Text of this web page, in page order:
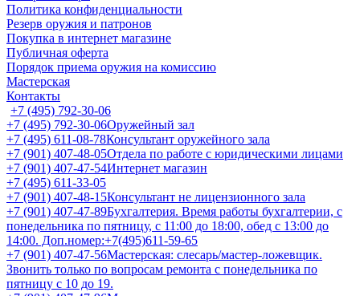
Политика конфиденциальности
Резерв оружия и патронов
Покупка в интернет магазине
Публичная оферта
Порядок приема оружия на комиссию
Мастерская
Контакты
+7 (495) 792-30-06
+7 (495) 792-30-06Оружейный зал
+7 (495) 611-08-78Консультант оружейного зала
+7 (901) 407-48-05Отдела по работе с юридическими лицами
+7 (901) 407-47-54Интернет магазин
+7 (495) 611-33-05
+7 (901) 407-48-15Консультант не лицензионного зала
+7 (901) 407-47-89Бухгалтерия. Время работы бухгалтерии, с
понедельника по пятницу, с 11:00 до 18:00, обед с 13:00 до
14:00. Доп.номер:+7(495)611-59-65
+7 (901) 407-47-56Мастерская: слесарь/мастер-ложевщик.
Звонить только по вопросам ремонта с понедельника по
пятницу с 10 до 19.